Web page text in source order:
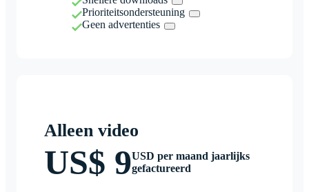
Prioriteitsondersteuning
Geen advertenties
Alleen video
US$ 9USD per maand jaarlijks
gefactureerd